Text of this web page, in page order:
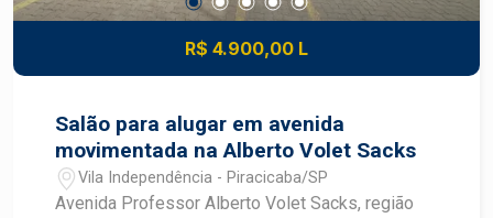
R$ 4.900,00 L
Salão para alugar em avenida
movimentada na Alberto Volet Sacks
Vila Independência - Piracicaba/SP
Avenida Professor Alberto Volet Sacks, região